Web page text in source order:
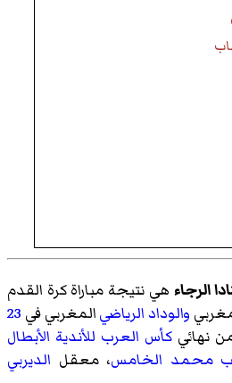
الرجاء هي نتيجة مباراة كرة القدم
والوداد الرياضيالمغربي في 23
نهائي كأس العرب للأندية الأبطال
محمد الخامس، معقل الديربي